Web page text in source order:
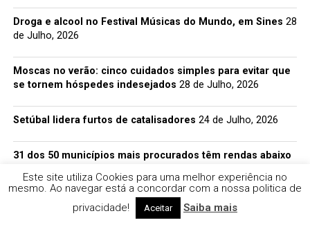
Droga e alcool no Festival Músicas do Mundo, em Sines 28
de Julho, 2026
Moscas no verão: cinco cuidados simples para evitar que
se tornem hóspedes indesejados 28 de Julho, 2026
Setúbal lidera furtos de catalisadores 24 de Julho, 2026
31 dos 50 municípios mais procurados têm rendas abaixo
GNR deteve 5 homens que caçavam ouriços 24 de Julho,
Este site utiliza Cookies para uma melhor experiência no
mesmo. Ao navegar está a concordar com a nossa politica de
privacidade!
Aceitar Saiba mais